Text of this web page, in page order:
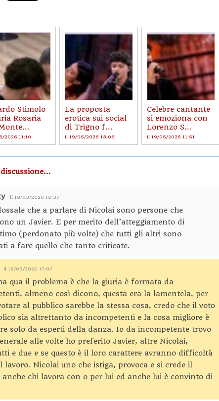
Stimolo
Rosaria
2026 11:10
La proposta
erotica sui social
di Trigno f...
il 19/05/2026 13:06
Celebre cantante
si emoziona con
Lorenzo S...
il 19/05/2026 11:51
il 18/03/2020 16:37
che a parlare di Nicolai sono persone che
un Javier. E per merito dell’atteggiamento di
(perdonato più volte) che tutti gli altri sono
a fare quello che tanto criticate.
il 18/03/2020 17:07
qua il problema è che la giuria è formata da
almeno così dicono, questa era la lamentela, per
al pubblico sarebbe la stessa cosa, credo che il voto
sia altrettanto da incompetenti e la cosa migliore è
solo da esperti della danza. Io da incompetente trovo
alle volte ho preferito Javier, altre Nicolai,
e due e se questo è il loro carattere avranno difficoltà
Nicolai uno che istiga, provoca e si crede il
chi lavora con o per lui ed anche lui è convinto di